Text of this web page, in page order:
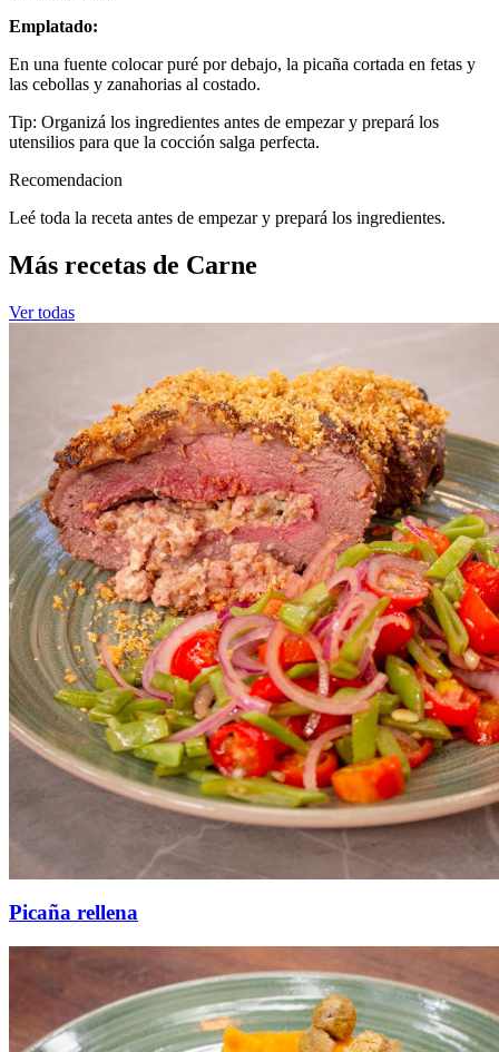
Emplatado:
En una fuente colocar puré por debajo, la picaña cortada en fetas y
las cebollas y zanahorias al costado.
Tip: Organizá los ingredientes antes de empezar y prepará los
utensilios para que la cocción salga perfecta.
Recomendacion
Leé toda la receta antes de empezar y prepará los ingredientes.
Más recetas de Carne
Ver todas
Picaña rellena